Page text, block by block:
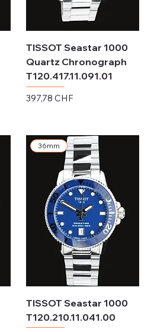
TISSOT Seastar 1000
Quartz Chronograph
T120.417.11.091.01
Prix
397,78 CHF
36mm
TISSOT Seastar 1000
T120.210.11.041.00